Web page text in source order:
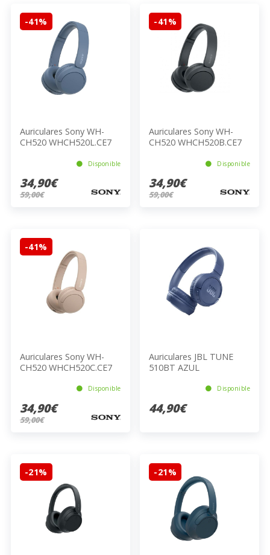
-41%
Auriculares Sony WH-
CH520 WHCH520L.CE7
Disponible
34,90€
59,00€
-41%
Auriculares Sony WH-
CH520 WHCH520B.CE7
Disponible
34,90€
59,00€
-41%
Auriculares Sony WH-
CH520 WHCH520C.CE7
Disponible
34,90€
59,00€
Auriculares JBL TUNE
510BT AZUL
Disponible
44,90€
-21% -21%